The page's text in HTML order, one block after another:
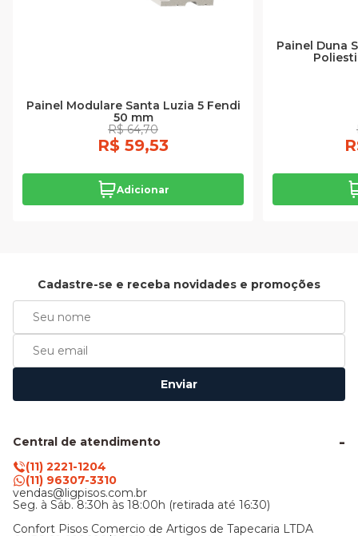
Painel Modulare Santa Luzia 5 Fendi
50 mm
R$ 64,70
R$ 59,53
Adicionar
Painel Duna
Cadastre-se e receba novidades e promoções
Enviar
Central de atendimento
(11) 2221-1204
(11) 96307-3310
vendas@ligpisos.com.br
Seg. à Sáb. 8:30h às 18:00h (retirada até 16:30)
Confort Pisos Comercio de Artigos de Tapecaria LTDA